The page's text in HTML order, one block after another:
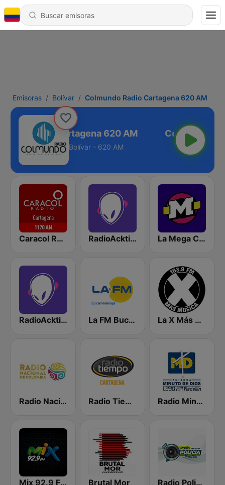
Emisoras Bolívar Colmundo Radio Cartagena 620 AM
Radio Cartagena 620 AM
Bolívar - 620 AM
Caracol Radio Cartagena RadioAcktiva Medellín La Mega Cartagena 94.5 FM
RadioAcktiva Bogotá La FM Bucaramanga La X Más Música 103.9 FM
Radio Nacional de Colombia Bogotá 95.9 FM Radio Tiempo Cartagena Radio Minuto de Dios Medellín
Mix 92.9 FM Bogotá Brutal Mor Radio Policía 92.4 FM